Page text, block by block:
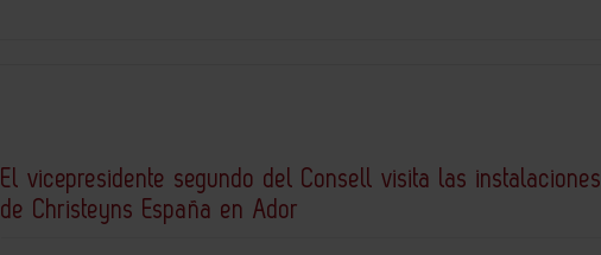
El vicepresidente segundo del Consell visita las instalaciones
de Christeyns España en Ador